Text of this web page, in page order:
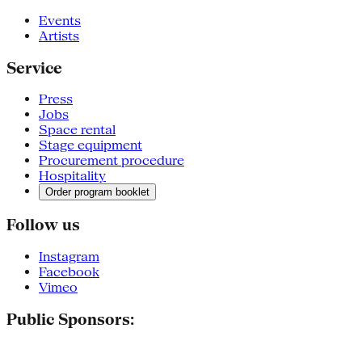
Events
Artists
Service
Press
Jobs
Space rental
Stage equipment
Procurement procedure
Hospitality
Order program booklet
Follow us
Instagram
Facebook
Vimeo
Public Sponsors: